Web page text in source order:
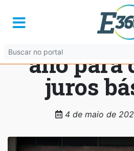
Copom
terceira
ano para
juros
4 de maio de